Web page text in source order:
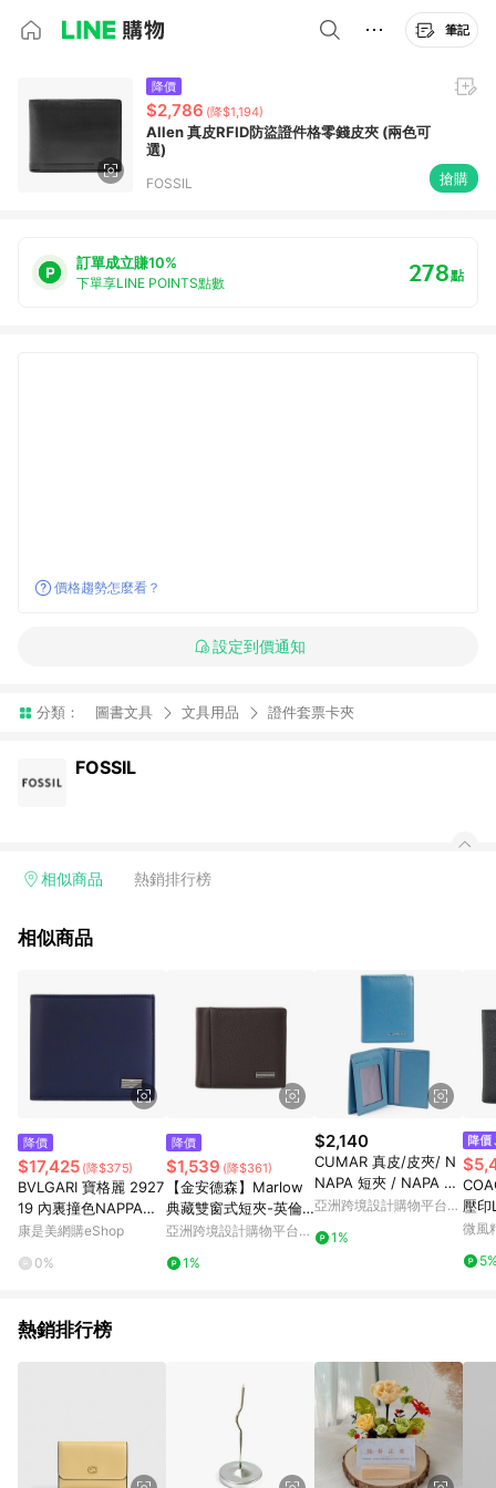
筆記
降價
$2,786 (降$1,194)
Allen 真皮RFID防盜證件格零錢皮夾 (兩色可
選)
FOSSIL 搶購
訂單成立賺10%
下單享LINE POINTS點數 278點
價格趨勢怎麼看？
設定到價通知
分類： 圖書文具 文具用品 證件套票卡夾
FOSSIL
相似商品 熱銷排行榜
相似商品
降價
$17,425 (降$375)
BVLGARI 寶格麗 2927
19 內裏撞色NAPPA皮
革對開式零錢短夾.深藍
康是美網購eShop
0%
降價
$1,539 (降$361)
【金安德森】Marlow
典藏雙窗式短夾-英倫
棕
亞洲跨境設計購物平台
1%
$2,140
CUMAR 真皮/皮夾/ N
NAPA 短夾 / NAPA S
HORT WALLET
亞洲跨境設計購物平台
1%
壓印
證件
微風
熱銷排行榜